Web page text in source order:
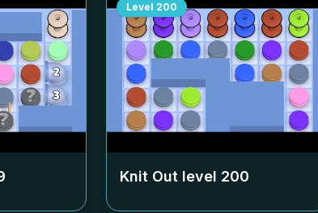
Level 200
Knit Out level 200